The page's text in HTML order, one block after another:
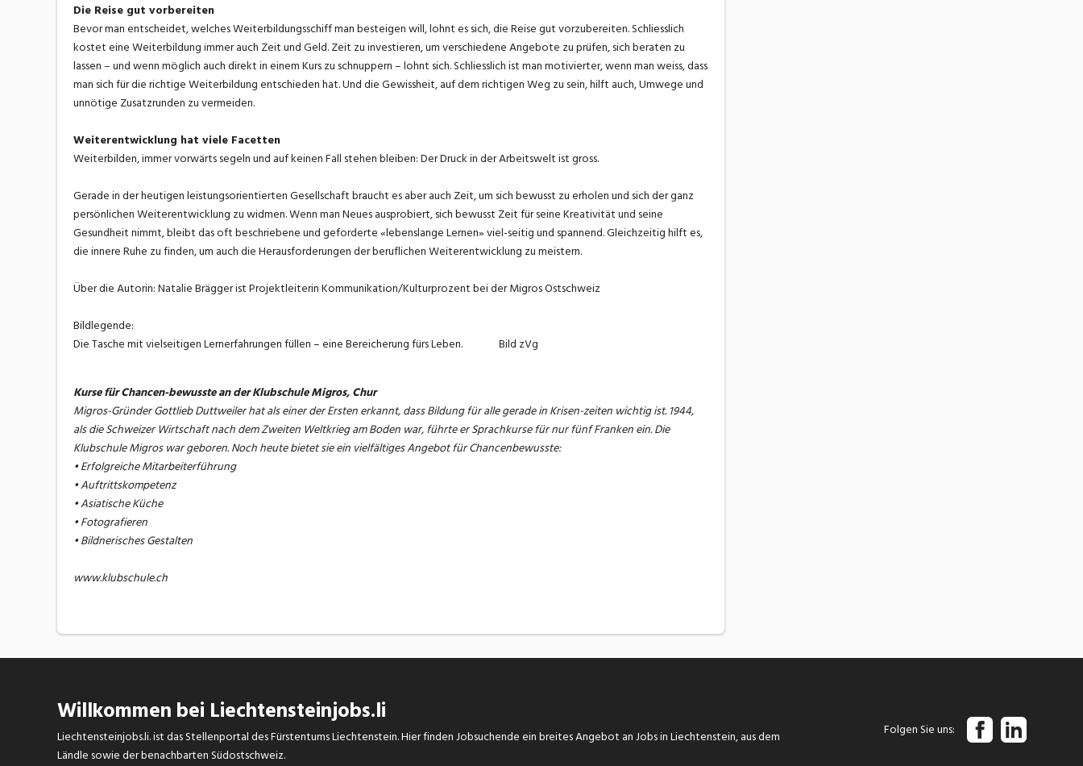
Die Reise gut vorbereiten
Bevor man entscheidet, welches Weiterbildungsschiff man besteigen will, lohnt es sich, die Reise gut vorzubereiten. Schliesslich
kostet eine Weiterbildung immer auch Zeit und Geld. Zeit zu investieren, um verschiedene Angebote zu prüfen, sich beraten zu
lassen – und wenn möglich auch direkt in einem Kurs zu schnuppern – lohnt sich. Schliesslich ist man motivierter, wenn man weiss, dass
man sich für die richtige Weiterbildung entschieden hat. Und die Gewissheit, auf dem richtigen Weg zu sein, hilft auch, Umwege und
unnötige Zusatzrunden zu vermeiden.
Weiterentwicklung hat viele Facetten
Weiterbilden, immer vorwärts segeln und auf keinen Fall stehen bleiben: Der Druck in der Arbeitswelt ist gross.
Gerade in der heutigen leistungsorientierten Gesellschaft braucht es aber auch Zeit, um sich bewusst zu erholen und sich der ganz
persönlichen Weiterentwicklung zu widmen. Wenn man Neues ausprobiert, sich bewusst Zeit für seine Kreativität und seine
Gesundheit nimmt, bleibt das oft beschriebene und geforderte «lebenslange Lernen» viel-seitig und spannend. Gleichzeitig hilft es,
die innere Ruhe zu finden, um auch die Herausforderungen der beruflichen Weiterentwicklung zu meistern.
Über die Autorin: Natalie Brägger ist Projektleiterin Kommunikation/Kulturprozent bei der Migros Ostschweiz
Bildlegende:
Die Tasche mit vielseitigen Lernerfahrungen füllen – eine Bereicherung fürs Leben. Bild zVg
Kurse für Chancen-bewusste an der Klubschule Migros, Chur
Migros-Gründer Gottlieb Duttweiler hat als einer der Ersten erkannt, dass Bildung für alle gerade in Krisen-zeiten wichtig ist. 1944,
als die Schweizer Wirtschaft nach dem Zweiten Weltkrieg am Boden war, führte er Sprachkurse für nur fünf Franken ein. Die
Klubschule Migros war geboren. Noch heute bietet sie ein vielfältiges Angebot für Chancenbewusste:
• Erfolgreiche Mitarbeiterführung
• Auftrittskompetenz
• Asiatische Küche
• Fotografieren
• Bildnerisches Gestalten
www.klubschule.ch
Willkommen bei Liechtensteinjobs.li
Liechtensteinjobs.li. ist das Stellenportal des Fürstentums Liechtenstein. Hier finden Jobsuchende ein breites Angebot an Jobs in Liechtenstein, aus dem
Ländle sowie der benachbarten Südostschweiz.
Folgen Sie uns